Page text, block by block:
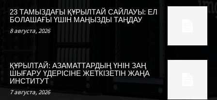
23 ТАМЫЗДАҒЫ ҚҰРЫЛТАЙ САЙЛАУЫ: ЕЛ
БОЛАШАҒЫ ҮШІН МАҢЫЗДЫ ТАҢДАУ
8 августа, 2026
ҚҰРЫЛТАЙ: АЗАМАТТАРДЫҢ ҮНІН ЗАҢ
ШЫҒАРУ ҮДЕРІСІНЕ ЖЕТКІЗЕТІН ЖАҢА
ИНСТИТУТ
7 августа, 2026